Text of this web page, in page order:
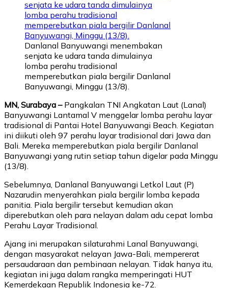
Danlanal Banyuwangi menembakan
senjata ke udara tanda dimulainya
lomba perahu tradisional
memperebutkan piala bergilir Danlanal
Banyuwangi, Minggu (13/8).
MN, Surabaya – Pangkalan TNI Angkatan Laut (Lanal)
Banyuwangi Lantamal V menggelar lomba perahu layar
tradisional di Pantai Hotel Banyuwangi Beach. Kegiatan
ini diikuti oleh 97 perahu layar tradisional dari Jawa dan
Bali. Mereka memperebutkan piala bergilir Danlanal
Banyuwangi yang rutin setiap tahun digelar pada Minggu
(13/8).
Sebelumnya, Danlanal Banyuwangi Letkol Laut (P)
Nazarudin menyerahkan piala bergilir lomba kepada
panitia. Piala bergilir tersebut kemudian akan
diperebutkan oleh para nelayan dalam adu cepat lomba
Perahu Layar Tradisional.
Ajang ini merupakan silaturahmi Lanal Banyuwangi,
dengan masyarakat nelayan Jawa-Bali, mempererat
persaudaraan dan pembinaan nelayan. Tidak hanya itu,
kegiatan ini juga dalam rangka memperingati HUT
Kemerdekaan Republik Indonesia ke-72.